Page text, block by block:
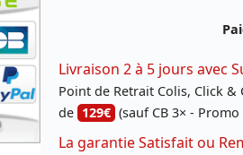
Livraison 2 à 5 jours avec
Point de Retrait Colis, Click &
de 129€ (sauf CB 3× -
La garantie Satisfait ou